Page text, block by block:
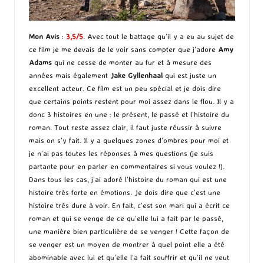
Mon Avis : 3,5/5 . Avec tout le battage qu’il y a eu au sujet de
ce film je me devais de le voir sans compter que j’adore Amy
Adams qui ne cesse de monter au fur et à mesure des
années mais également Jake Gyllenhaal qui est juste un
excellent acteur. Ce film est un peu spécial et je dois dire
que certains points restent pour moi assez dans le flou. Il y a
donc 3 histoires en une : le présent, le passé et l’histoire du
roman. Tout reste assez clair, il faut juste réussir à suivre
mais on s’y fait. Il y a quelques zones d’ombres pour moi et
je n’ai pas toutes les réponses à mes questions (je suis
partante pour en parler en commentaires si vous voulez !).
Dans tous les cas, j’ai adoré l’histoire du roman qui est une
histoire très forte en émotions. Je dois dire que c’est une
histoire très dure à voir. En fait, c’est son mari qui a écrit ce
roman et qui se venge de ce qu’elle lui a fait par le passé,
une manière bien particulière de se venger ! Cette façon de
se venger est un moyen de montrer à quel point elle a été
abominable avec lui et qu’elle l’a fait souffrir et qu’il ne veut